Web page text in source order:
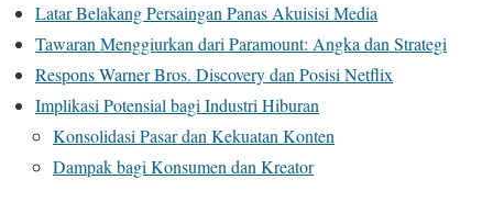
Latar Belakang Persaingan Panas Akuisisi Media
Tawaran Menggiurkan dari Paramount: Angka dan Strategi
Respons Warner Bros. Discovery dan Posisi Netflix
Implikasi Potensial bagi Industri Hiburan
Konsolidasi Pasar dan Kekuatan Konten
Dampak bagi Konsumen dan Kreator